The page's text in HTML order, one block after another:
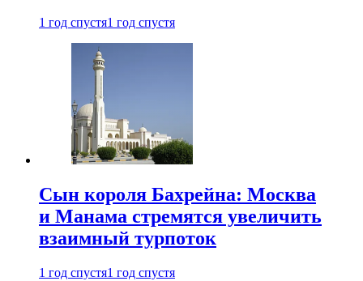
1 год спустя1 год спустя
Сын короля Бахрейна: Москва
и Манама стремятся увеличить
взаимный турпоток
1 год спустя1 год спустя